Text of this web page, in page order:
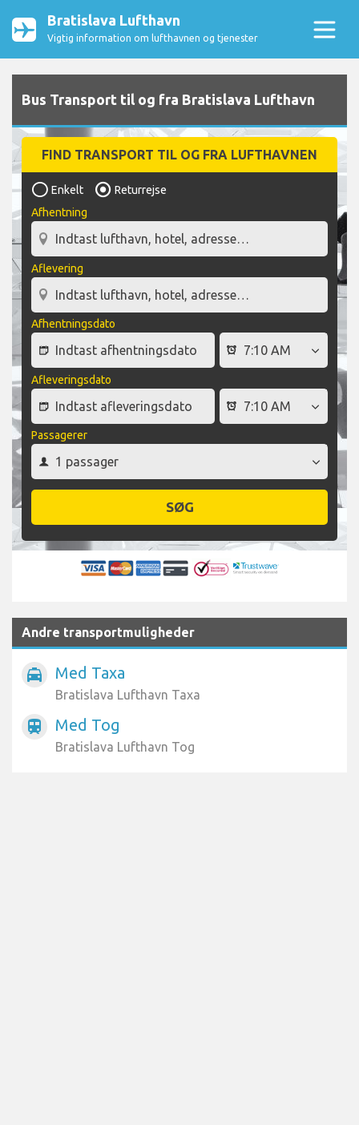
Bratislava Lufthavn
Vigtig information om lufthavnen og tjenester
Bus Transport til og fra Bratislava Lufthavn
FIND TRANSPORT TIL OG FRA LUFTHAVNEN
Enkelt
Returrejse
Afhentning
Aflevering
Afhentningsdato
Afleveringsdato
Passagerer
SØG
Andre transportmuligheder
local_taxi Med Taxa
Bratislava Lufthavn Taxa
train Med Tog
Bratislava Lufthavn Tog